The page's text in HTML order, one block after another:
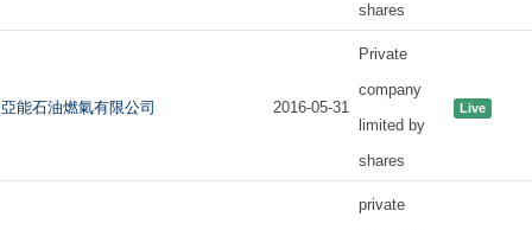
shares
亞能石油燃氣有限公司 2016-05-31
Private
company
limited by
shares
Live
private